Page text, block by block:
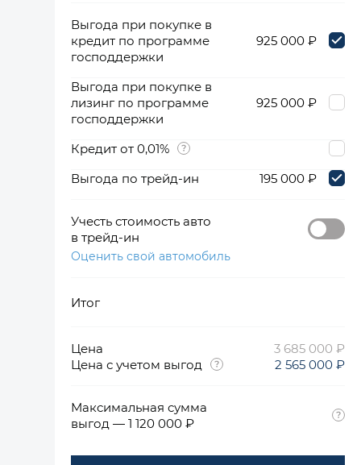
Выгода при покупке в
кредит по программе
господдержки
925 000 ₽
Выгода при покупке в
лизинг по программе
господдержки
925 000 ₽
Кредит от 0,01%
Выгода по трейд-ин
195 000 ₽
Учесть стоимость авто
в трейд-ин
Оценить свой автомобиль
Итог
Цена
3 685 000 ₽
Цена с учетом выгод
2 565 000 ₽
Максимальная сумма
выгод — 1 120 000 ₽